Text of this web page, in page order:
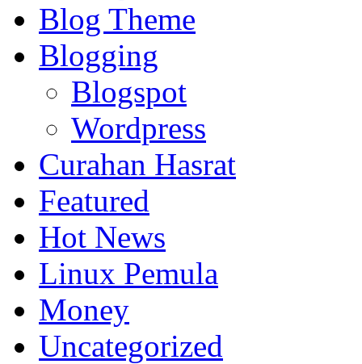
Blog Theme
Blogging
Blogspot
Wordpress
Curahan Hasrat
Featured
Hot News
Linux Pemula
Money
Uncategorized